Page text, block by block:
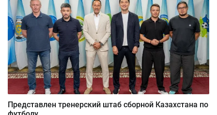
Представлен тренерский штаб сборной Казахстана по